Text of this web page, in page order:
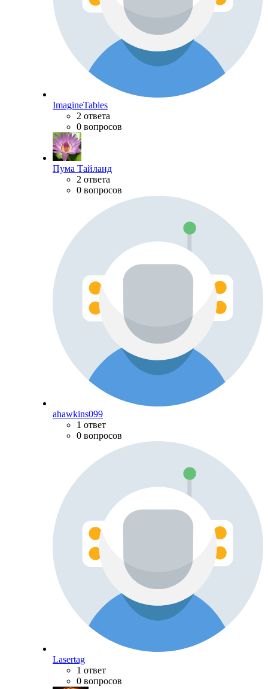
ImagineTables
2 ответа
0 вопросов
Пума Тайланд
2 ответа
0 вопросов
ahawkins099
1 ответ
0 вопросов
Lasertag
1 ответ
0 вопросов